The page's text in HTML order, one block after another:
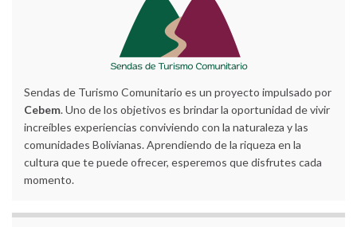
Sendas de Turismo Comunitario es un proyecto impulsado por
Cebem. Uno de los objetivos es brindar la oportunidad de vivir
increíbles experiencias conviviendo con la naturaleza y las
comunidades Bolivianas. Aprendiendo de la riqueza en la
cultura que te puede ofrecer, esperemos que disfrutes cada
momento.